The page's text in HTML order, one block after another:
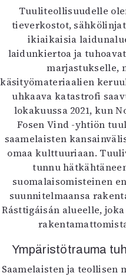
Tuuliteollisuudelle
tieverkostot,
ikiaikaisia
laidunkiertoa ja
marjastukselle,
käsityömateriaalien
uhkaava katastrofi
lokakuussa 2021, kun
Fosen Vind -yhtiön
saamelaisten
omaa kulttuuriaan.
tunnu
suomalaisomisteinen
suunnitelmaansa
Rásttigáisán alueelle,
Ympäristötrauma
Saamelaisten ja teollisen